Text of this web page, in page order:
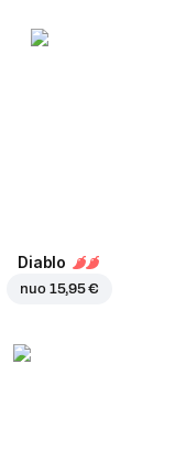
Diablo
nuo 15,95 €